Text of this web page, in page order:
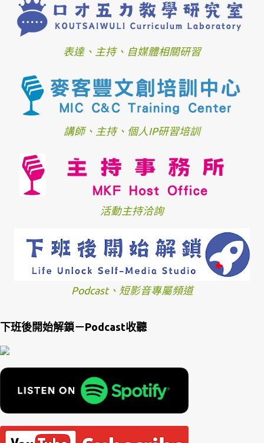
表達、主持、自媒體相關研習
講師、主持、個人IP研習培訓
活動主持洽詢
Podcast、短影音專屬頻道
下班後開始解鎖－Podcast收聽